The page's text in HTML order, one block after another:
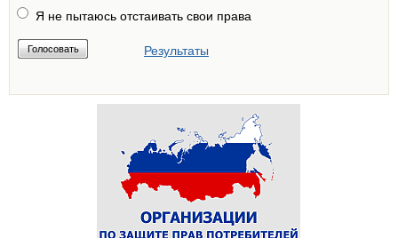
Я не пытаюсь отстаивать свои права
Результаты